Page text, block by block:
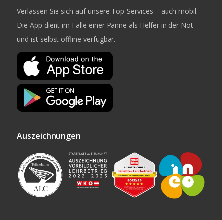
Verlassen Sie sich auf unsere Top-Services – auch mobil.
Die App dient im Falle einer Panne als Helfer in der Not
und ist selbst offline verfügbar.
Auszeichnungen